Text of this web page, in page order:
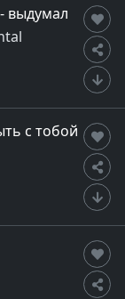
выдумал
с тобой